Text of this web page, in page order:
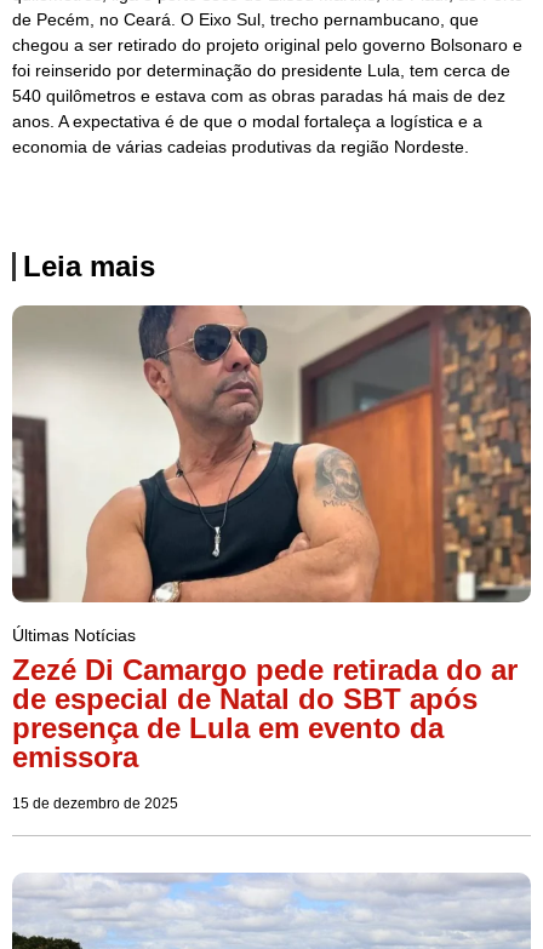
de Pecém, no Ceará. O Eixo Sul, trecho pernambucano, que
chegou a ser retirado do projeto original pelo governo Bolsonaro e
foi reinserido por determinação do presidente Lula, tem cerca de
540 quilômetros e estava com as obras paradas há mais de dez
anos. A expectativa é de que o modal fortaleça a logística e a
economia de várias cadeias produtivas da região Nordeste.
Leia mais
Últimas Notícias
Zezé Di Camargo pede retirada do ar
de especial de Natal do SBT após
presença de Lula em evento da
emissora
15 de dezembro de 2025